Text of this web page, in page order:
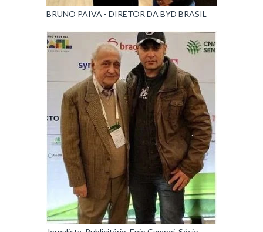
BRUNO PAIVA - DIRETOR DA BYD BRASIL